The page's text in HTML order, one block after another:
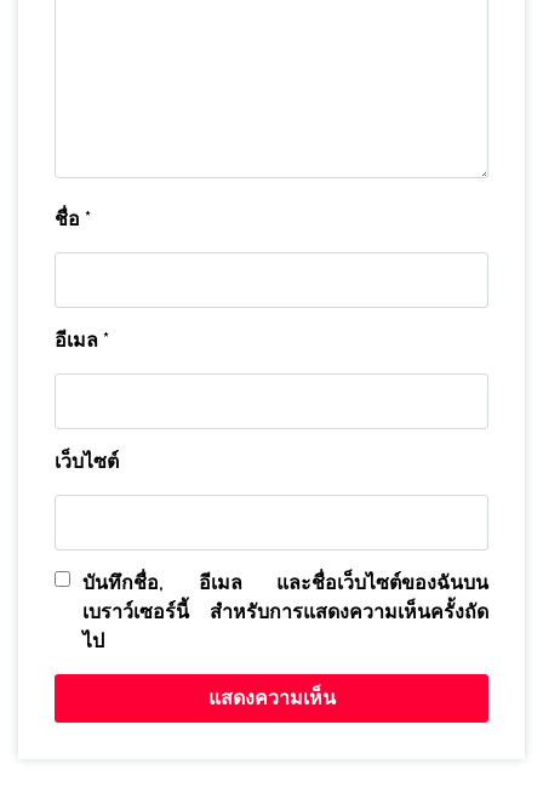
ชื่อ *
อีเมล *
เว็บไซต์
บันทึกชื่อ, อีเมล และชื่อเว็บไซต์ของฉันบน
เบราว์เซอร์นี้ สำหรับการแสดงความเห็นครั้งถัด
ไป